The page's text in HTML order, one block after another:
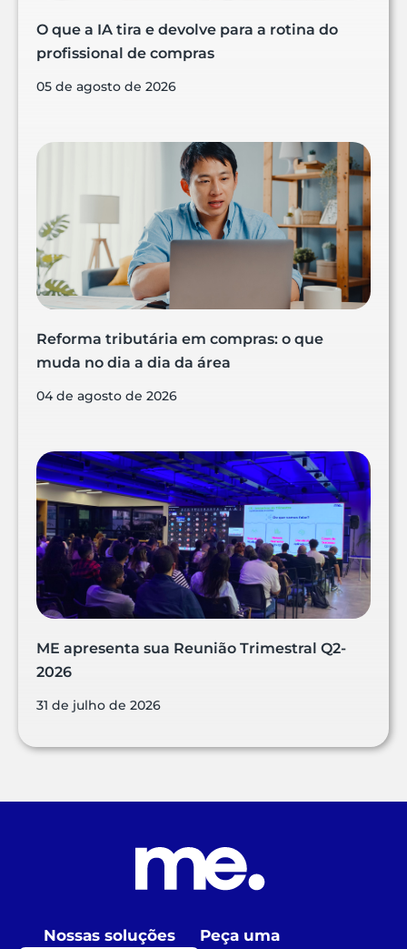
O que a IA tira e devolve para a rotina do
profissional de compras
05 de agosto de 2026
Reforma tributária em compras: o que
muda no dia a dia da área
04 de agosto de 2026
ME apresenta sua Reunião Trimestral Q2-
2026
31 de julho de 2026
Nossas soluções
Peça uma